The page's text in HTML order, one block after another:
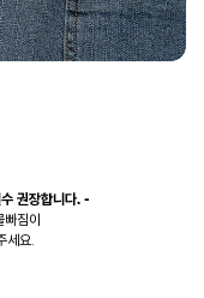
권장합니다. -
빠짐이
세요.